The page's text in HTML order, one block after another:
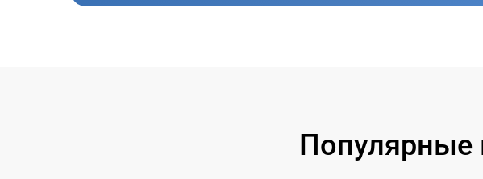
Популярные